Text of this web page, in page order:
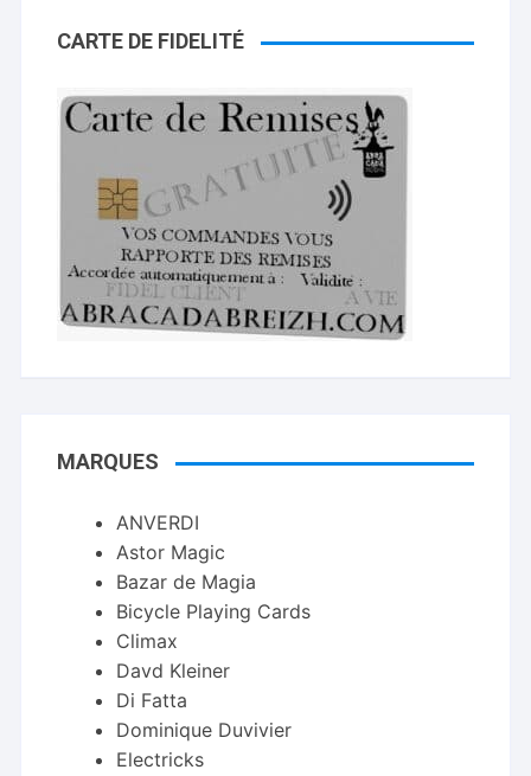
CARTE DE FIDELITÉ
MARQUES
ANVERDI
Astor Magic
Bazar de Magia
Bicycle Playing Cards
Climax
Davd Kleiner
Di Fatta
Dominique Duvivier
Electricks